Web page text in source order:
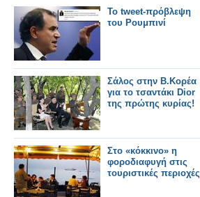
Το tweet-πρόβλεψη
του Ρουμπινί
Σάλος στην Β.Κορέα
για το τσαντάκι Dior
της πρώτης κυρίας!
Στο «κόκκινο» η
φοροδιαφυγή στις
τουριστικές περιοχές